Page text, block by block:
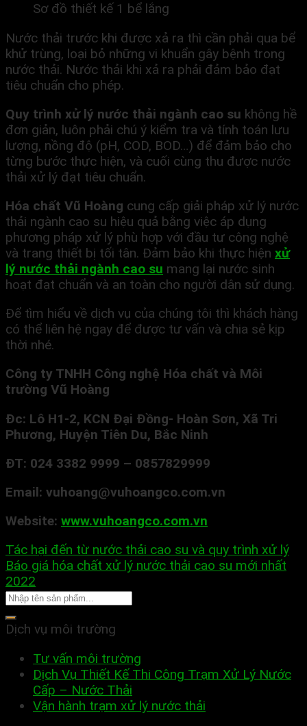
Sơ đồ thiết kế 1 bể lắng
Nước thải trước khi được xả ra thì cần phải qua bể
khử trùng, loại bỏ những vi khuẩn gây bệnh trong
nước thải. Nước thải khi xả ra phải đảm bảo đạt
tiêu chuẩn cho phép.
Quy trình xử lý nước thải ngành cao su không hề
đơn giản, luôn phải chú ý kiểm tra và tính toán lưu
lượng, nồng độ (pH, COD, BOD…) để đảm bảo cho
từng bước thực hiện, và cuối cùng thu được nước
thải xử lý đạt tiêu chuẩn.
Hóa chất Vũ Hoàng cung cấp giải pháp xử lý nước
thải ngành cao su hiệu quả bằng việc áp dụng
phương pháp xử lý phù hợp với đầu tư công nghệ
và trang thiết bị tối tân. Đảm bảo khi thực hiện xử
lý nước thải ngành cao su mang lại nước sinh
hoạt đạt chuẩn và an toàn cho người dân sử dụng.
Để tìm hiểu về dịch vụ của chúng tôi thì khách hàng
có thể liên hệ ngay để được tư vấn và chia sẻ kịp
thời nhé.
Công ty TNHH Công nghệ Hóa chất và Môi
trường Vũ Hoàng
Đc: Lô H1-2, KCN Đại Đồng- Hoàn Sơn, Xã Tri
Phương, Huyện Tiên Du, Bắc Ninh
ĐT: 024 3382 9999 – 0857829999
Email: vuhoang@vuhoangco.com.vn
Website: www.vuhoangco.com.vn
Tác hại đến từ nước thải cao su và quy trình xử lý
Báo giá hóa chất xử lý nước thải cao su mới nhất
2022
Dịch vụ môi trường
Tư vấn môi trường
Dịch Vụ Thiết Kế Thi Công Trạm Xử Lý Nước
Cấp – Nước Thải
Vận hành trạm xử lý nước thải